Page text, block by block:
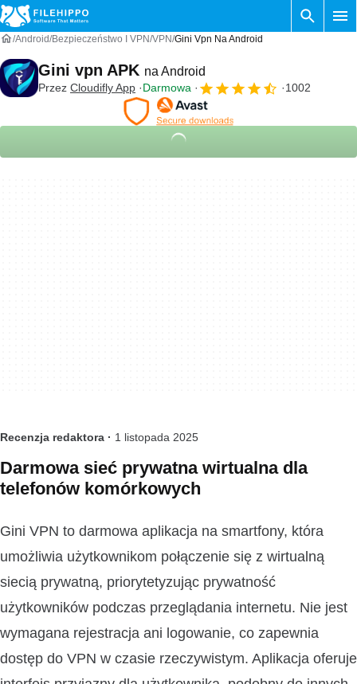
Android Bezpieczeństwo I VPN VPN Gini Vpn Na Android
Gini vpn APK na Android
Przez Cloudifly App Darmowa 1002
Recenzja redaktora · 1 listopada 2025
Darmowa sieć prywatna wirtualna dla
telefonów komórkowych
Gini VPN to darmowa aplikacja na smartfony, która
umożliwia użytkownikom połączenie się z wirtualną
siecią prywatną, priorytetyzując prywatność
użytkowników podczas przeglądania internetu. Nie jest
wymagana rejestracja ani logowanie, co zapewnia
dostęp do VPN w czasie rzeczywistym. Aplikacja oferuje